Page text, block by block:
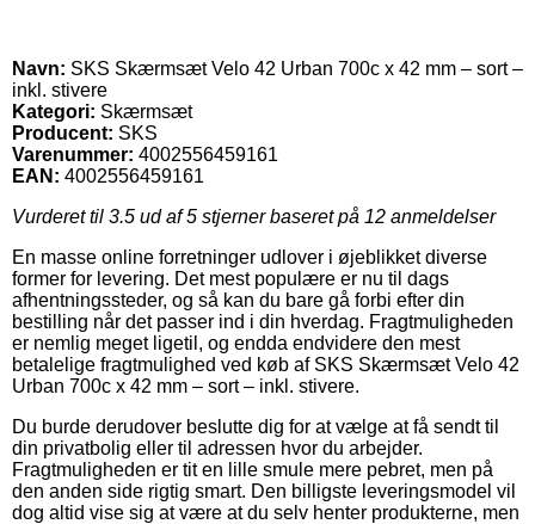
Navn: SKS Skærmsæt Velo 42 Urban 700c x 42 mm – sort –
inkl. stivere
Kategori: Skærmsæt
Producent: SKS
Varenummer: 4002556459161
EAN: 4002556459161
Vurderet til 3.5 ud af 5 stjerner baseret på 12 anmeldelser
En masse online forretninger udlover i øjeblikket diverse
former for levering. Det mest populære er nu til dags
afhentningssteder, og så kan du bare gå forbi efter din
bestilling når det passer ind i din hverdag. Fragtmuligheden
er nemlig meget ligetil, og endda endvidere den mest
betalelige fragtmulighed ved køb af SKS Skærmsæt Velo 42
Urban 700c x 42 mm – sort – inkl. stivere.
Du burde derudover beslutte dig for at vælge at få sendt til
din privatbolig eller til adressen hvor du arbejder.
Fragtmuligheden er tit en lille smule mere pebret, men på
den anden side rigtig smart. Den billigste leveringsmodel vil
dog altid vise sig at være at du selv henter produkterne, men